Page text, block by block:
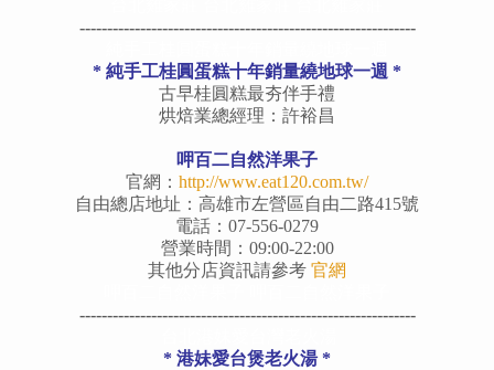
-------------------------------------------------------------
* 純手工桂圓蛋糕十年銷量繞地球一週 *
古早桂圓糕最夯伴手禮
烘焙業總經理：許裕昌
呷百二自然洋果子
官網： http://www.eat120.com.tw/
自由總店地址：高雄市左營區自由二路415號
電話：07-556-0279
營業時間：09:00-22:00
其他分店資訊請參考 官網
-------------------------------------------------------------
* 港妹愛台煲老火湯 *